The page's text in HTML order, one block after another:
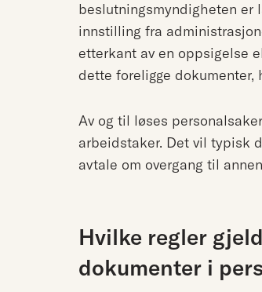
beslutningsmyndigheten
innstilling fra
etterkant av en oppsigelse
dette foreligge
Av og til løses
arbeidstaker. Det vil typisk
avtale om overgang til
Hvilke regler
dokumenter i